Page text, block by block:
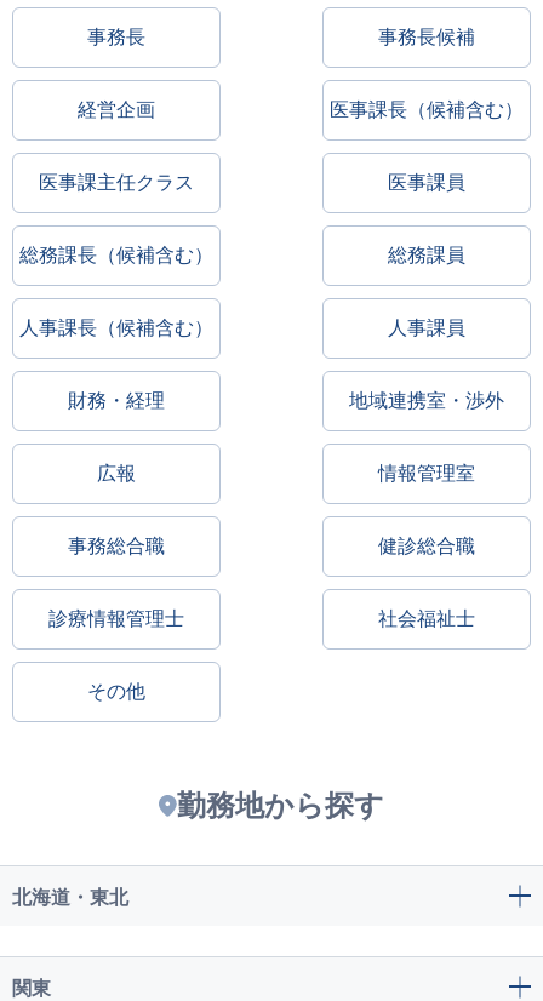
事務長 事務長候補
経営企画 医事課長（候補含む）
医事課主任クラス 医事課員
総務課長（候補含む） 総務課員
人事課長（候補含む） 人事課員
財務・経理 地域連携室・渉外
広報 情報管理室
事務総合職 健診総合職
診療情報管理士 社会福祉士
その他
勤務地から探す
北海道・東北
関東